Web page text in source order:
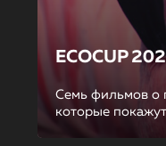
ECOCUP
Семь фильмов о
которые